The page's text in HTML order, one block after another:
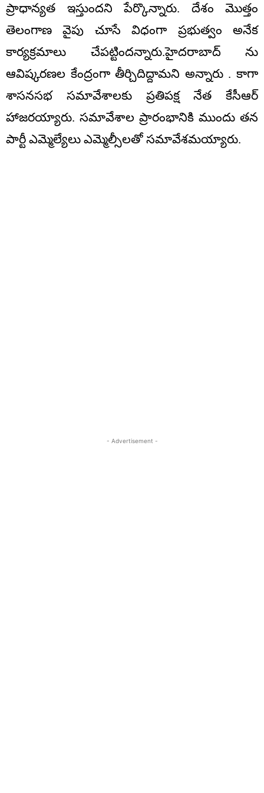
ప్రాధాన్యత ఇస్తుందని పేర్కొన్నారు. దేశం మొత్తం
తెలంగాణ వైపు చూసే విధంగా ప్రభుత్వం అనేక
కార్యక్రమాలు చేపట్టిందన్నారు.హైదరాబాద్ ను
ఆవిష్కరణల కేంద్రంగా తీర్చిదిద్దామని అన్నారు . కాగా
శాసనసభ సమావేశాలకు ప్రతిపక్ష నేత కేసీఆర్
హాజరయ్యారు. సమావేశాల ప్రారంభానికి ముందు తన
పార్టీ ఎమ్మెల్యేలు ఎమ్మెల్సీలతో సమావేశమయ్యారు.
- Advertisement -